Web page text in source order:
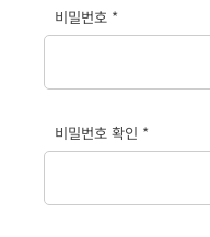
비밀번호 *
비밀번호 확인 *